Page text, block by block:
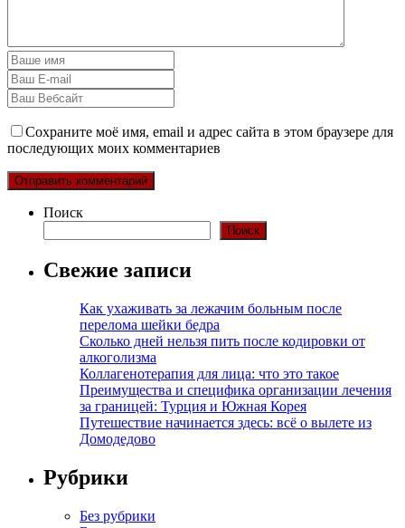
Сохраните моё имя, email и адрес сайта в этом браузере для
последующих моих комментариев
Поиск
Поиск
Свежие записи
Как ухаживать за лежачим больным после
перелома шейки бедра
Сколько дней нельзя пить после кодировки от
алкоголизма
Коллагенотерапия для лица: что это такое
Преимущества и специфика организации лечения
за границей: Турция и Южная Корея
Путешествие начинается здесь: всё о вылете из
Домодедово
Рубрики
Без рубрики